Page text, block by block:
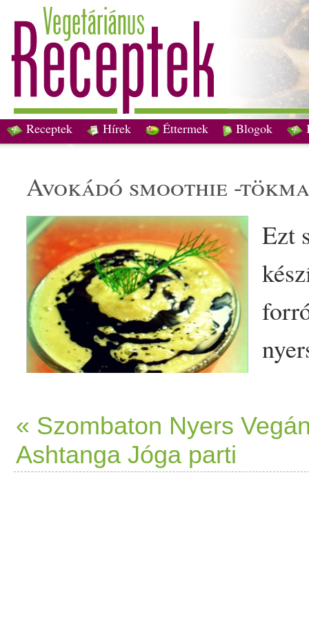
Receptek Hírek Éttermek Blogok
avokádó smoothie -
Ezt
« Szombaton Nyers
Ashtanga Jóga parti